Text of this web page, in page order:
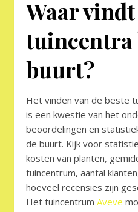
Waar
tuincentra
buurt?
Het vinden van de beste
is een kwestie van het
beoordelingen en
de buurt. Kijk voor
kosten van planten,
tuincentrum, aantal
hoeveel recensies zijn
Het tuincentrum Aveve